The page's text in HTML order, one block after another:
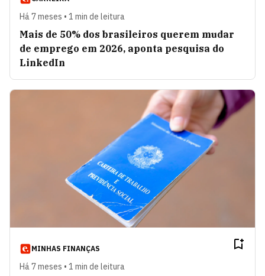
Há 7 meses • 1 min de leitura
Mais de 50% dos brasileiros querem mudar
de emprego em 2026, aponta pesquisa do
LinkedIn
MINHAS FINANÇAS
Há 7 meses • 1 min de leitura